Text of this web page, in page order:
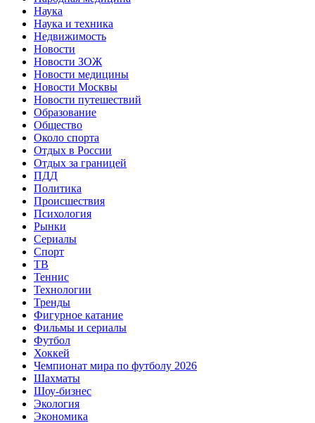
Наука
Наука и техника
Недвижимость
Новости
Новости ЗОЖ
Новости медицины
Новости Москвы
Новости путешествий
Образование
Общество
Около спорта
Отдых в России
Отдых за границей
ПДД
Политика
Происшествия
Психология
Рынки
Сериалы
Спорт
ТВ
Теннис
Технологии
Тренды
Фигурное катание
Фильмы и сериалы
Футбол
Хоккей
Чемпионат мира по футболу 2026
Шахматы
Шоу-бизнес
Экология
Экономика